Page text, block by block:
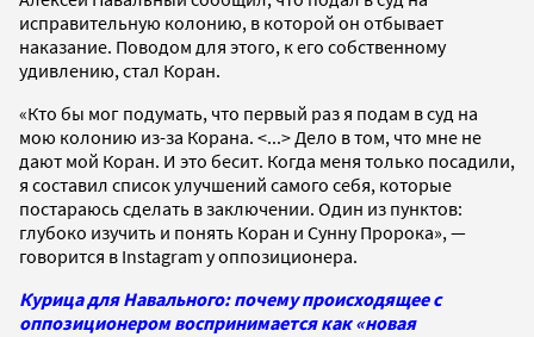
исправительную колонию, в которой он отбывает
наказание. Поводом для этого, к его собственному
удивлению, стал Коран.
«Кто бы мог подумать, что первый раз я подам в суд на
мою колонию из-за Корана. <...> Дело в том, что мне не
дают мой Коран. И это бесит. Когда меня только посадили,
я составил список улучшений самого себя, которые
постараюсь сделать в заключении. Один из пунктов:
глубоко изучить и понять Коран и Сунну Пророка», —
говорится в Instagram у оппозиционера.
Курица для Навального: почему происходящее с
оппозиционером воспринимается как «новая